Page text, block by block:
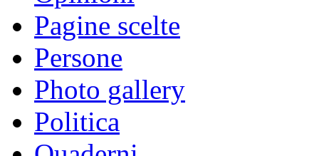
Pagine scelte
Persone
Photo gallery
Politica